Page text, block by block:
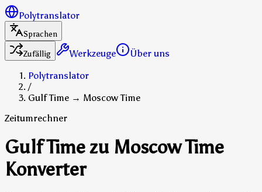
Polytranslator
Sprachen
Zufällig
Werkzeuge
Über uns
Polytranslator
/
Gulf Time → Moscow Time
Zeitumrechner
Gulf Time zu Moscow Time
Konverter